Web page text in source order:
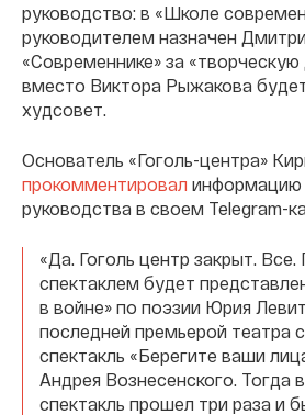
руководство: в «Школе
руководителем назначен
«Современнике» за «творческую
вместо Виктора Рыжакова
худсовет.
Основатель «Гоголь-центра»
прокомментировал информацию
руководства в своем Telegram-
«Да. Гоголь центр закрыт.
спектаклем будет
в войне» по поэзии Юрия
последней премьерой театра
спектакль «Берегите ваши
Андрея Вознесенского. Тогда
спектакль прошел три раза и